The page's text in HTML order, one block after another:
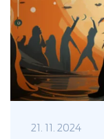
21. 11. 2024